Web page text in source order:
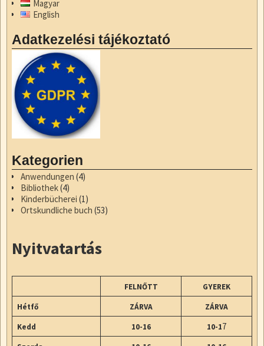
o
o
k
o
n
Magyar
English
Adatkezelési tájékoztató
Kategorien
Anwendungen (4)
Bibliothek(4)
Kinderbücherei (1)
Ortskundliche buch (53)
Nyitvatartás
FELNŐTT
GYEREK
Hétfő
ZÁRVA
ZÁRVA
Kedd
10-16 10-17